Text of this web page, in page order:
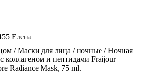
Елена
/Маски для лица /ночные /Ночная
коллагеном и пептидами Fraijour
Radiance Mask, 75 ml.